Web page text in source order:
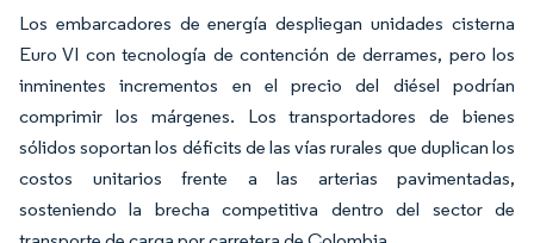
Los embarcadores de energía despliegan unidades cisterna
Euro VI con tecnología de contención de derrames, pero los
inminentes incrementos en el precio del diésel podrían
comprimir los márgenes. Los transportadores de bienes
sólidos soportan los déficits de las vías rurales que duplican los
costos unitarios frente a las arterias pavimentadas,
sosteniendo la brecha competitiva dentro del sector de